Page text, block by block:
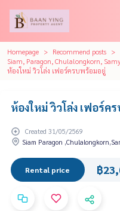
Homepage
Recommend posts
Siam, Paragon, Chulalongkorn,
ห้องใหม่ วิวโล่ง เฟอร์ครบพร้อมอยู่
ห้องใหม่ วิวโล่ง เฟอร์ค
Created 31/05/2569
Siam Paragon
Rental price ฿